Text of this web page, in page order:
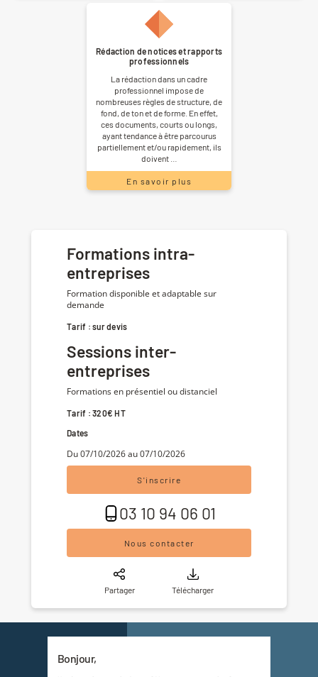
Formations intra-
entreprises
Formation disponible et adaptable sur
demande
Tarif : sur devis
Sessions inter-
entreprises
Formations en présentiel ou distanciel
Tarif : 320€ HT
Dates
Du 07/10/2026 au 07/10/2026
S'inscrire
03 10 94 06 01
Nous contacter
Partager Télécharger
Rédaction de notices et rapports
professionnels
La rédaction dans un cadre
professionnel impose de
nombreuses règles de structure, de
fond, de ton et de forme. En effet,
ces documents, courts ou longs,
ayant tendance à être parcourus
partiellement et/ou rapidement, ils
doivent …
En savoir plus
Bonjour,